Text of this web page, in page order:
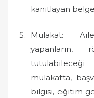
kanıtlayan
Mülakat:
yapanların,
mülakatta,
bilgisi, eğitim